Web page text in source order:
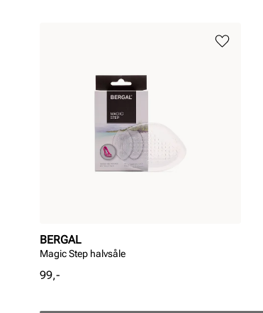
BERGAL
Magic Step halvsåle
Pris
99,-